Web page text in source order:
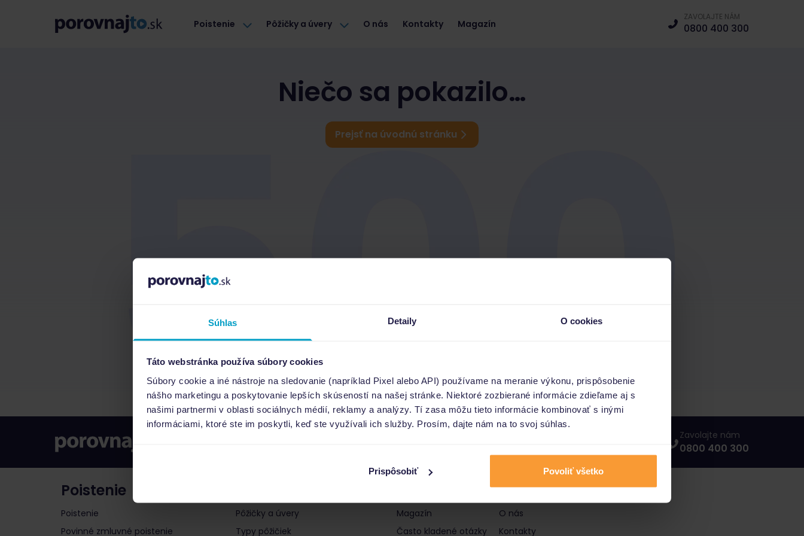
Súhlas Detaily O cookies
Táto webstránka používa súbory cookies
Súbory cookie a iné nástroje na sledovanie (napríklad Pixel alebo API) používame na meranie výkonu, prispôsobenie
nášho marketingu a poskytovanie lepších skúseností na našej stránke. Niektoré zozbierané informácie zdieľame aj s
našimi partnermi v oblasti sociálnych médií, reklamy a analýzy. Tí zasa môžu tieto informácie kombinovať s inými
informáciami, ktoré ste im poskytli, keď ste využívali ich služby. Prosím, dajte nám na to svoj súhlas.
Prispôsobiť Povoliť všetko
Poistenie Pôžičky a úvery O nás Kontakty Magazín
ZAVOLAJTE NÁM
0800 400 300
Niečo sa pokazilo…
Prejsť na úvodnú stránku
Zavolajte nám
0800 400 300
Poistenie
Poistenie
Povinné zmluvné poistenie
Pôžičky a úvery
Typy pôžičiek
Magazín
Často kladené otázky
Porovnajto.sk
O nás
Kontakty